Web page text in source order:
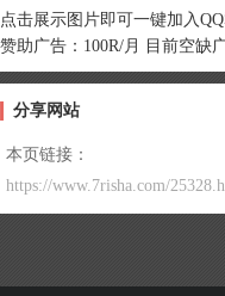
点击展示图片即可一键加入
赞助广告：100R/月 目前空缺
分享网站
本页链接：
https://www.7risha.com/